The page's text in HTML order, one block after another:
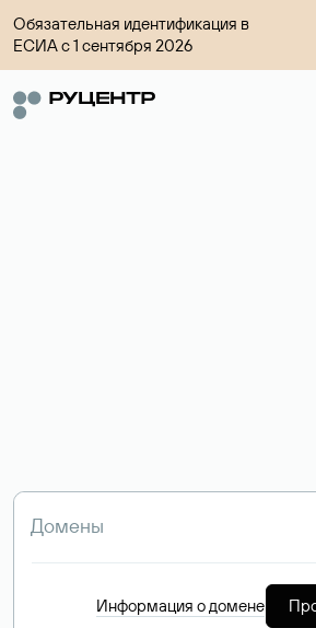
Обязательная идентификация в
ЕСИА с 1 сентября 2026
Информация о домене